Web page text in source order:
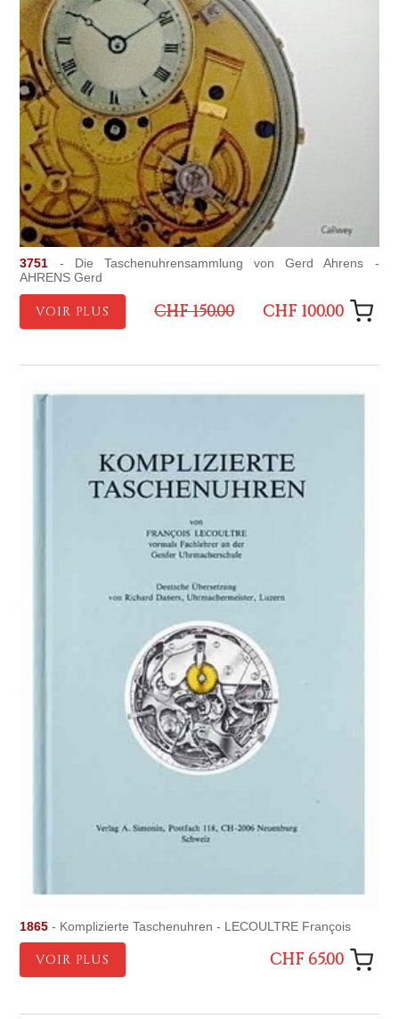
3751 - Die Taschenuhrensammlung von Gerd Ahrens -
AHRENS Gerd
VOIR PLUS CHF 150.00 CHF 100.00
1865 - Komplizierte Taschenuhren - LECOULTRE François
VOIR PLUS CHF 65.00